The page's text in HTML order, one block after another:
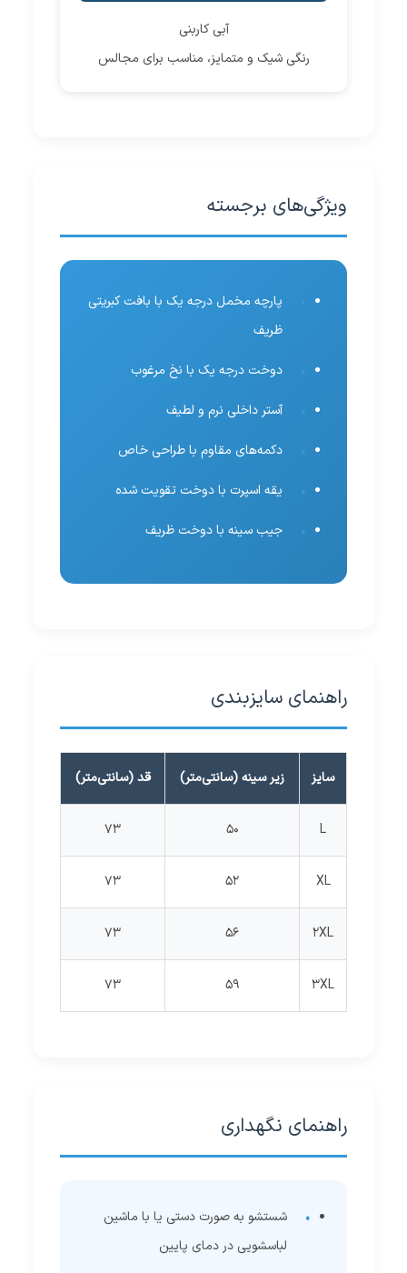
آبی کاربنی
رنگی شیک و متمایز، مناسب برای مجالس
ویژگی‌های برجسته
پارچه مخمل درجه یک با بافت کبریتی
ظریف
دوخت درجه یک با نخ مرغوب
آستر داخلی نرم و لطیف
دکمه‌های مقاوم با طراحی خاص
یقه اسپرت با دوخت تقویت شده
جیب سینه با دوخت ظریف
راهنمای سایزبندی
سایز زیر سینه (سانتی‌متر) قد (سانتی‌متر)
L
50
73
XL
52
73
2XL
56
73
3XL
59
73
راهنمای نگهداری
شستشو به صورت دستی یا با ماشین
لباسشویی در دمای پایین